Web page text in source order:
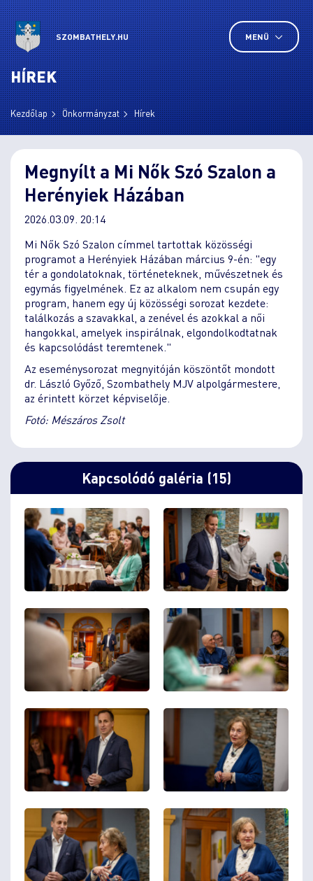
SZOMBATHELY.HU MENÜ
HÍREK
Kezdőlap Önkormányzat Hírek
Megnyílt a Mi Nők Szó Szalon a
Herényiek Házában
2026.03.09. 20:14
Mi Nők Szó Szalon címmel tartottak közösségi
programot a Herényiek Házában március 9-én: "egy
tér a gondolatoknak, történeteknek, művészetnek és
egymás figyelmének. Ez az alkalom nem csupán egy
program, hanem egy új közösségi sorozat kezdete:
találkozás a szavakkal, a zenével és azokkal a női
hangokkal, amelyek inspirálnak, elgondolkodtatnak
és kapcsolódást teremtenek."
Az eseménysorozat megnyitóján köszöntőt mondott
dr. László Győző, Szombathely MJV alpolgármestere,
az érintett körzet képviselője.
Fotó: Mészáros Zsolt
Kapcsolódó galéria (15)